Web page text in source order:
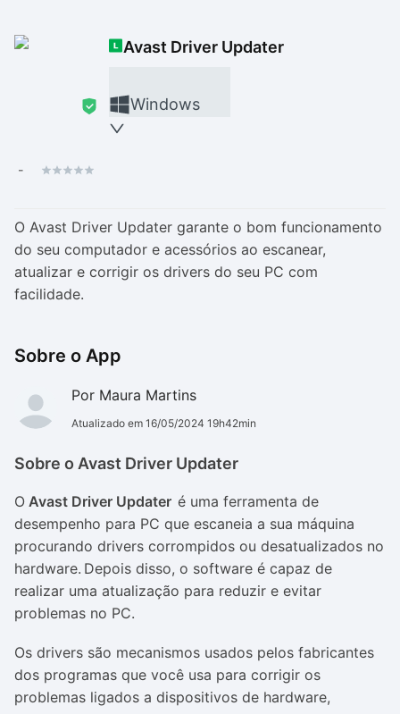
Avast Driver Updater
Windows
-
O Avast Driver Updater garante o bom funcionamento
do seu computador e acessórios ao escanear,
atualizar e corrigir os drivers do seu PC com
facilidade.
Sobre o App
Por Maura Martins
Atualizado em 16/05/2024 19h42min
Sobre o Avast Driver Updater
O Avast Driver Updater é uma ferramenta de
desempenho para PC que escaneia a sua máquina
procurando drivers corrompidos ou desatualizados no
hardware. Depois disso, o software é capaz de
realizar uma atualização para reduzir e evitar
problemas no PC.
Os drivers são mecanismos usados pelos fabricantes
dos programas que você usa para corrigir os
problemas ligados a dispositivos de hardware,